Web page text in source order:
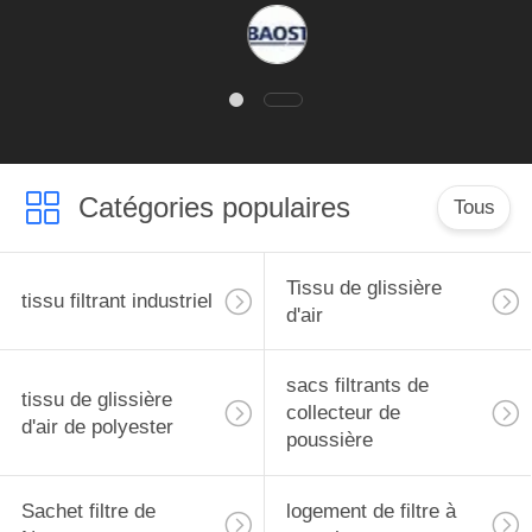
et la glissière
de polyester
nos silos de
transport.
Catégories populaires Tous
tissu filtrant industriel
Tissu de glissière
d'air
tissu de glissière
d'air de polyester
sacs filtrants de
collecteur de
poussière
Sachet filtre de
logement de filtre à